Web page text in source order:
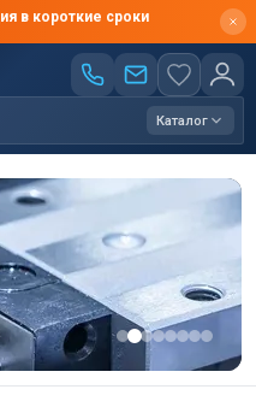
в короткие сроки
Каталог